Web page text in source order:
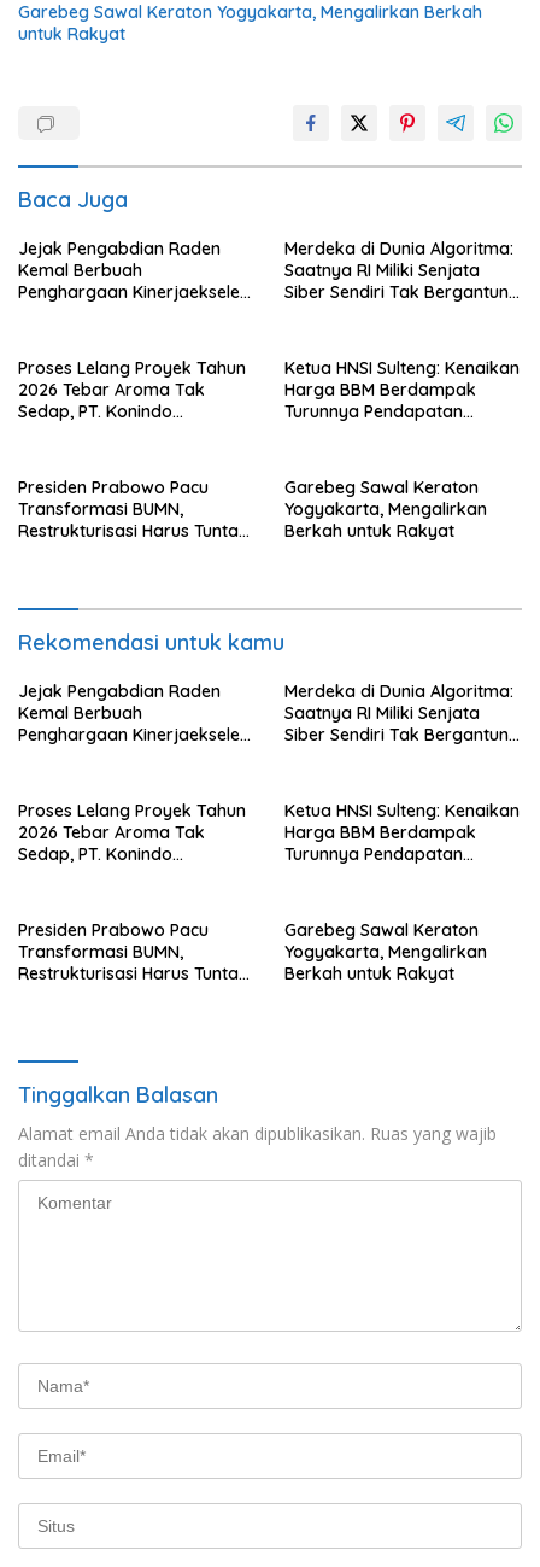
Garebeg Sawal Keraton Yogyakarta, Mengalirkan Berkah
untuk Rakyat
Baca Juga
Jejak Pengabdian Raden
Kemal Berbuah
Penghargaan Kinerjaekselen
Merdeka di Dunia Algoritma:
Saatnya RI Miliki Senjata
Siber Sendiri Tak Bergantung
Proses Lelang Proyek Tahun
2026 Tebar Aroma Tak
Sedap, PT. Konindo
Ketua HNSI Sulteng: Kenaikan
Harga BBM Berdampak
Turunnya Pendapatan
Presiden Prabowo Pacu
Transformasi BUMN,
Restrukturisasi Harus Tuntas
Garebeg Sawal Keraton
Yogyakarta, Mengalirkan
Berkah untuk Rakyat
Rekomendasi untuk kamu
Jejak Pengabdian Raden
Kemal Berbuah
Penghargaan Kinerjaekselen
Merdeka di Dunia Algoritma:
Saatnya RI Miliki Senjata
Siber Sendiri Tak Bergantung
Proses Lelang Proyek Tahun
2026 Tebar Aroma Tak
Sedap, PT. Konindo
Ketua HNSI Sulteng: Kenaikan
Harga BBM Berdampak
Turunnya Pendapatan
Presiden Prabowo Pacu
Transformasi BUMN,
Restrukturisasi Harus Tuntas
Garebeg Sawal Keraton
Yogyakarta, Mengalirkan
Berkah untuk Rakyat
Tinggalkan Balasan
Alamat email Anda tidak akan dipublikasikan. Ruas yang wajib
ditandai *